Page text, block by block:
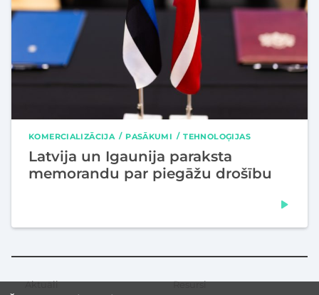
KOMERCIALIZĀCIJA PASĀKUMI TEHNOLOĢIJAS
Latvija un Igaunija paraksta
memorandu par piegāžu drošību
Sekundārā
Aktuāli Resursi